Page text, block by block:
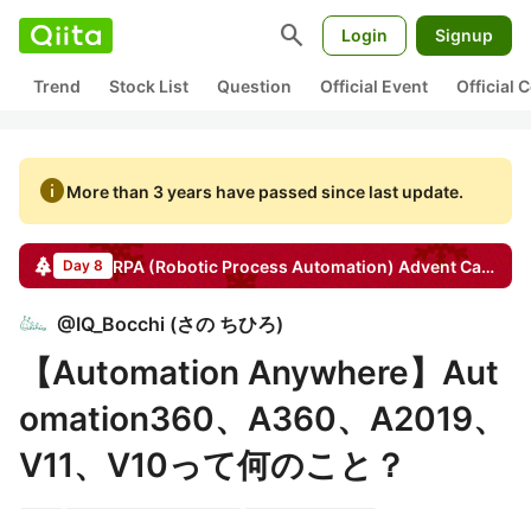
search Login Signup
Trend Stock List Question Official Event Official
infoMore than 3 years have passed since last update.
Day 8 RPA (Robotic Process Automation) Advent Calendar
@IQ_Bocchi (さの ちひろ)
【Automation Anywhere】Aut
omation360、A360、A2019、
V11、V10って何のこと？